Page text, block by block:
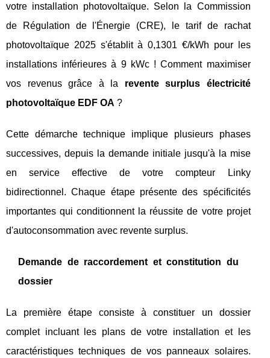
votre installation photovoltaïque. Selon la Commission
de Régulation de l'Énergie (CRE), le tarif de rachat
photovoltaïque 2025 s'établit à 0,1301 €/kWh pour les
installations inférieures à 9 kWc ! Comment maximiser
vos revenus grâce à la revente surplus électricité
photovoltaïque EDF OA ?
Cette démarche technique implique plusieurs phases
successives, depuis la demande initiale jusqu'à la mise
en service effective de votre compteur Linky
bidirectionnel. Chaque étape présente des spécificités
importantes qui conditionnent la réussite de votre projet
d'autoconsommation avec revente surplus.
Demande de raccordement et constitution du
dossier
La première étape consiste à constituer un dossier
complet incluant les plans de votre installation et les
caractéristiques techniques de vos panneaux solaires.